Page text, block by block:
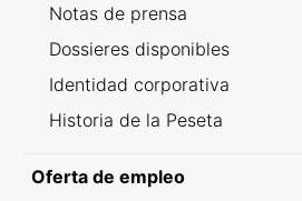
Notas de prensa
Dossieres disponibles
Identidad corporativa
Historia de la Peseta
Oferta de empleo